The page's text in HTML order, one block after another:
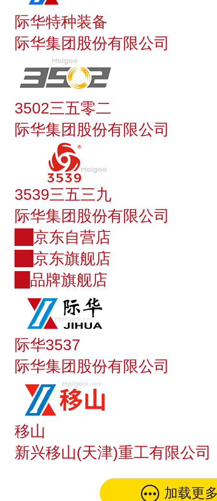
际华特种装备
际华集团股份有限公司
3502三五零二
际华集团股份有限公司
3539三五三九
际华集团股份有限公司
京东自营店
京东旗舰店
品牌旗舰店
际华3537
际华集团股份有限公司
移山
新兴移山(天津)重工有限公司
加载更